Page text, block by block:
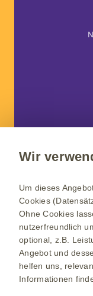
Wir
Um dieses
Cookies
Ohne Cookies
nutzerfreundlich
optional, z.B.
Angebot und
helfen uns,
Informationen